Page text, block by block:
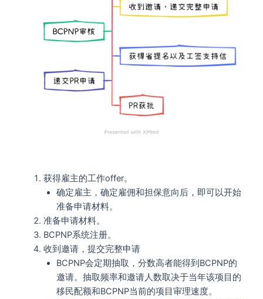
获得雇主的工作offer。
确定雇主，确定雇佣和担保意向后，即可以开始
准备申请材料。
准备申请材料。
BCPNP系统注册。
收到邀请，提交完整申请
BCPNP会定期抽取，分数高者能得到BCPNP的
邀请。抽取频率和邀请人数取决于当年该项目的
移民配额和BCPNP当前的项目审理速度。